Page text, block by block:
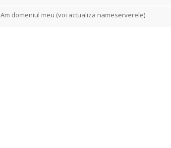
Am domeniul meu (voi actualiza nameserverele)